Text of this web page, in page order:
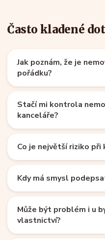
Často kladené
Jak poznám, že je
pořádku?
Stačí mi kontrola
kanceláře?
Co je největší riziko
Kdy má smysl
Může být problém i u
vlastnictví?